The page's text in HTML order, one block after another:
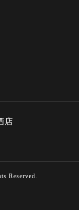
店
Reserved.